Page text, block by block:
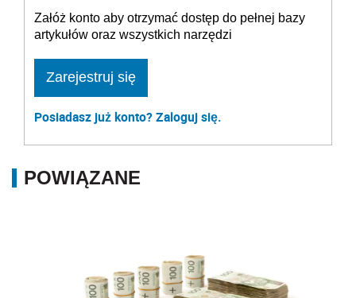
Załóż konto aby otrzymać dostęp do pełnej bazy
artykułów oraz wszystkich narzędzi
Zarejestruj się
Posiadasz już konto? Zaloguj się.
POWIĄZANE